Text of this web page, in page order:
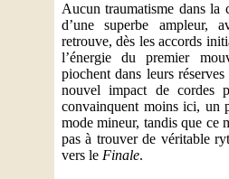
Aucun traumatisme dans la
d’une superbe ampleur,
retrouve, dès les accords
l’énergie du premier
piochent dans leurs
nouvel impact de cordes
convainquent moins ici, un
mode mineur, tandis que ce
pas à trouver de véritable
vers le Finale.